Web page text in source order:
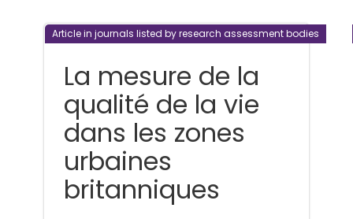
Article in journals listed by research assessment bodies
La mesure de la
qualité de la vie
dans les zones
urbaines
britanniques